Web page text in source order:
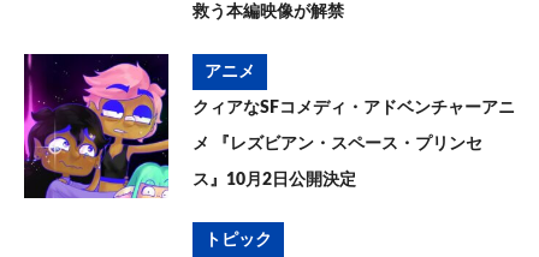
救う本編映像が解禁
アニメ
クィアなSFコメディ・アドベンチャーアニ
メ 『レズビアン・スペース・プリンセ
ス』10月2日公開決定
トピック